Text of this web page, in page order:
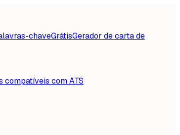
chaveGrátisGerador de carta de
compatíveis com ATS